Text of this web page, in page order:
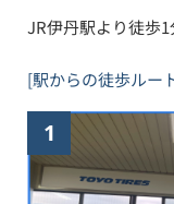
JR伊丹駅より徒歩1
[駅からの徒歩ルー
1